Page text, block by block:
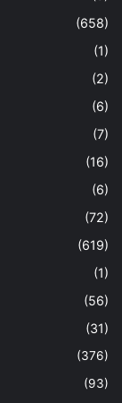
(658)
(1)
(2)
(6)
(7)
(16)
(6)
(72)
(619)
(1)
(56)
(31)
(376)
(93)